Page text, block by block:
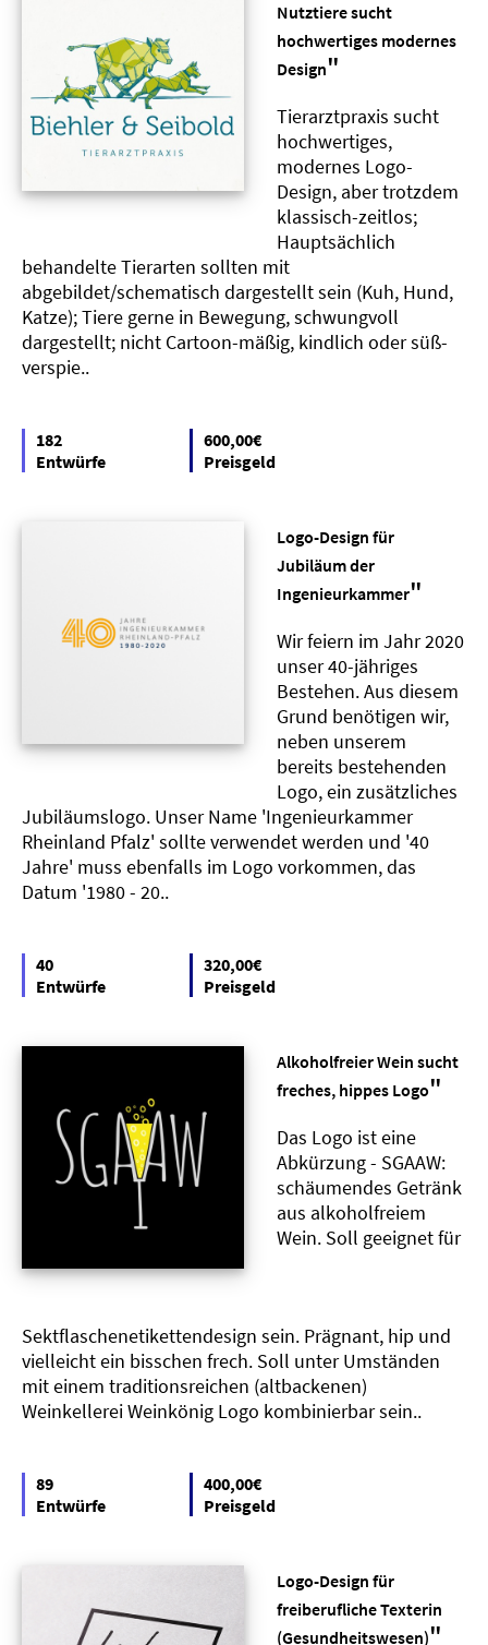
Nutztiere sucht
hochwertiges modernes
Design"
Tierarztpraxis sucht
hochwertiges,
modernes Logo-
Design, aber trotzdem
klassisch-zeitlos;
Hauptsächlich
behandelte Tierarten sollten mit
abgebildet/schematisch dargestellt sein (Kuh, Hund,
Katze); Tiere gerne in Bewegung, schwungvoll
dargestellt; nicht Cartoon-mäßig, kindlich oder süß-
verspie..
182
Entwürfe
600,00€
Preisgeld
Logo-Design für
Jubiläum der
Ingenieurkammer"
Wir feiern im Jahr 2020
unser 40-jähriges
Bestehen. Aus diesem
Grund benötigen wir,
neben unserem
bereits bestehenden
Logo, ein zusätzliches
Jubiläumslogo. Unser Name 'Ingenieurkammer
Rheinland Pfalz' sollte verwendet werden und '40
Jahre' muss ebenfalls im Logo vorkommen, das
Datum '1980 - 20..
40
Entwürfe
320,00€
Preisgeld
Alkoholfreier Wein sucht
freches, hippes Logo"
Das Logo ist eine
Abkürzung - SGAAW:
schäumendes Getränk
aus alkoholfreiem
Wein. Soll geeignet für
Sektflaschenetikettendesign sein. Prägnant, hip und
vielleicht ein bisschen frech. Soll unter Umständen
mit einem traditionsreichen (altbackenen)
Weinkellerei Weinkönig Logo kombinierbar sein..
89
Entwürfe
400,00€
Preisgeld
Logo-Design für
freiberufliche Texterin
(Gesundheitswesen)"